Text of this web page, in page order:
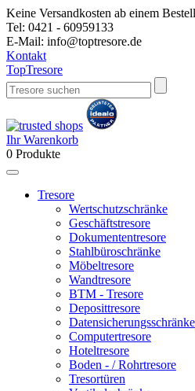
Keine Versandkosten ab einem
Tel: 0421 - 60959133
E-Mail: info@toptresore.de
Kontakt
TopTresore
Ihr Warenkorb
0 Produkte
Tresore
Wertschutzschränke
Geschäftstresore
Dokumententresore
Stahlbüroschränke
Möbeltresore
Wandtresore
BTM - Tresore
Deposittresore
Datensicherungsschränke
Computertresore
Hoteltresore
Boden - / Rohrtresore
Tresortüren